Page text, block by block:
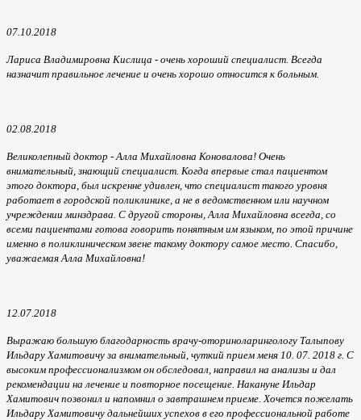
07.10.2018
Лариса Владимировна Кислица - очень хороший специалист. Всегда
назначит правильное лечение и очень хорошо относится к больным.
02.08.2018
Великолепный доктор - Алла Михайловна Коновалова! Очень
внимательный, знающий специалист. Когда впервые стал пациентом
этого доктора, был искренне удивлен, что специалист такого уровня
работает в городской поликлинике, а не в ведомственном или научном
учреждении минздрава. С другой стороны, Алла Михайловна всегда, со
всеми пациентами готова говорить понятным им языком, по этой причине
именно в поликлиническом звене такому доктору самое место. Спасибо,
уважаемая Алла Михайловна!
12.07.2018
Выражаю большую благодарность врачу-оториноларингологу Талыпову
Ильдару Хамитовичу за внимательный, чуткий прием меня 10. 07. 2018 г. С
высоким профессионализмом он обследовал, направил на анализы и дал
рекомендации на лечение и повторное посещение. Накануне Ильдар
Хамитович позвонил и напомнил о завтрашнем приеме. Хочется пожелать
Ильдару Хамитовичу дальнейших успехов в его профессиональной работе